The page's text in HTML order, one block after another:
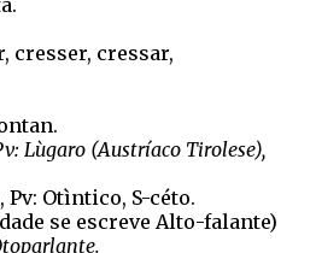
cresser, cressar,
Lùgaro (Austríaco Tirolese),
Otìntico, S-céto.
se escreve Alto-falante)